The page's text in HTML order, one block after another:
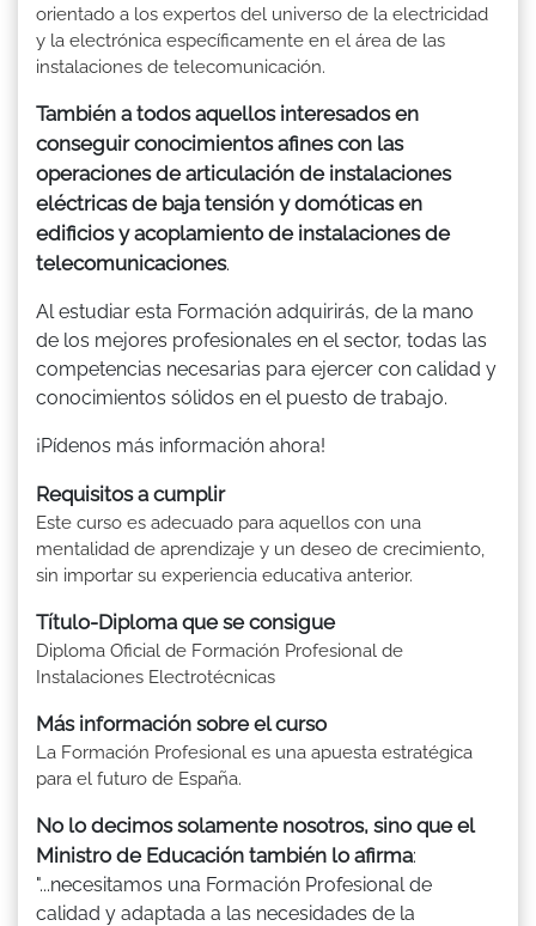
orientado a los expertos del universo de la electricidad
y la electrónica específicamente en el área de las
instalaciones de telecomunicación.
También a todos aquellos interesados en
conseguir conocimientos afines con las
operaciones de articulación de instalaciones
eléctricas de baja tensión y domóticas en
edificios y acoplamiento de instalaciones de
telecomunicaciones.
Al estudiar esta Formación adquirirás, de la mano
de los mejores profesionales en el sector, todas las
competencias necesarias para ejercer con calidad y
conocimientos sólidos en el puesto de trabajo.
¡Pídenos más información ahora!
Requisitos a cumplir
Este curso es adecuado para aquellos con una
mentalidad de aprendizaje y un deseo de crecimiento,
sin importar su experiencia educativa anterior.
Título-Diploma que se consigue
Diploma Oficial de Formación Profesional de
Instalaciones Electrotécnicas
Más información sobre el curso
La Formación Profesional es una apuesta estratégica
para el futuro de España.
No lo decimos solamente nosotros, sino que el
Ministro de Educación también lo afirma:
"...necesitamos una Formación Profesional de
calidad y adaptada a las necesidades de la